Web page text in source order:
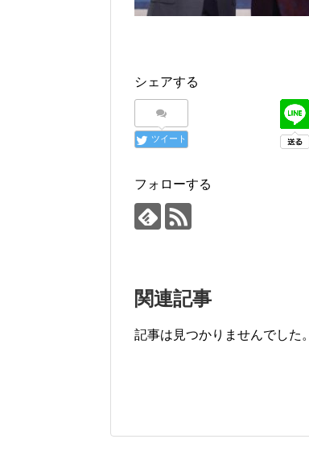
シェアする
ツイート
フォローする
関連記事
記事は見つかりませんでした。